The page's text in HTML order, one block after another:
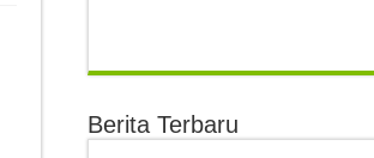
Berita Terbaru